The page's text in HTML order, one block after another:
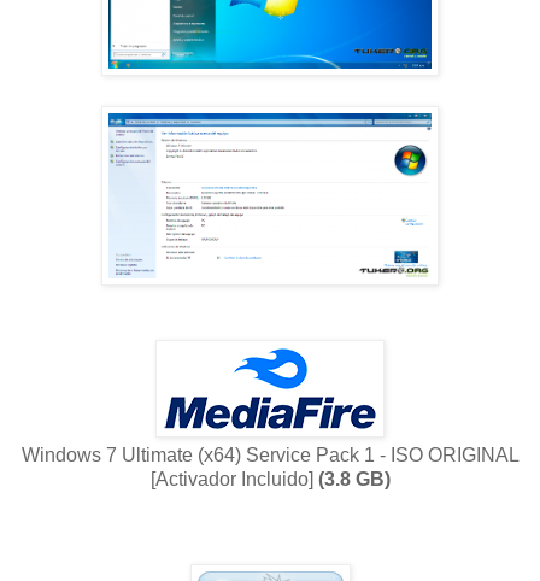
Windows 7 Ultimate (x64) Service Pack 1 - ISO ORIGINAL
[Activador Incluido] (3.8 GB)